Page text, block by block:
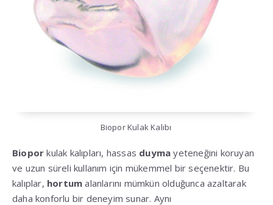
Biopor Kulak Kalıbı
Biopor kulak kalıpları, hassas duyma yeteneğini koruyan
ve uzun süreli kullanım için mükemmel bir seçenektir. Bu
kalıplar, hortum alanlarını mümkün olduğunca azaltarak
daha konforlu bir deneyim sunar. Aynı